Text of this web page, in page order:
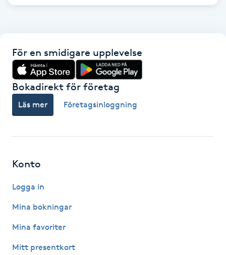
Fransk manikyr
Fransrengöring
Frisör
För en smidigare upplevelse
Bokadirekt för företag
Läs mer Företagsinloggning
Konto
Logga in
Mina bokningar
Mina favoriter
Mitt presentkort